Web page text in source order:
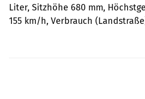
Liter, Sitzhöhe 680 mm,
155 km/h, Verbrauch